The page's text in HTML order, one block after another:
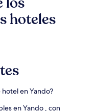
hoteles
en Yando?
en Yando , con